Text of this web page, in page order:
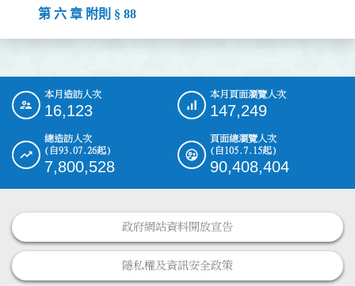
第 六 章 附則 § 88
::: 本月造訪人次
16,123
本月頁面瀏覽人次
147,249
總造訪人次
(自93.07.26起)
7,800,528
頁面總瀏覽人次
(自105.7.15起)
90,408,404
政府網站資料開放宣告
隱私權及資訊安全政策